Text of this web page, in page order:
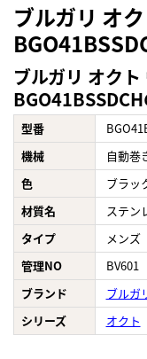
ブルガリ オ
ブルガリ オク
型番
機械
自動巻
色
ブラッ
材質名
ステン
タイプ
メンズ
管理NO
BV601
ブランド
ブルガ
シリーズ
オクト